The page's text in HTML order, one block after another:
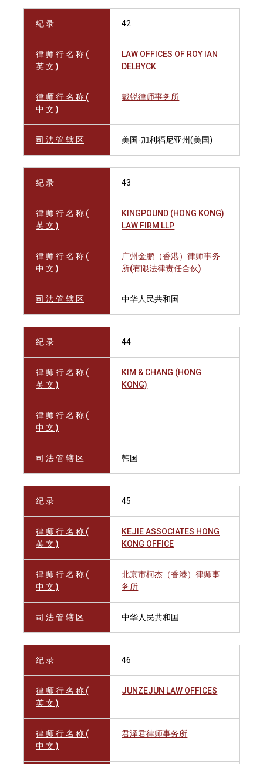
纪 录 42
律 师 行 名 称 (
英 文 )
LAW OFFICES OF ROY IAN
DELBYCK
律 师 行 名 称 (
中 文 )
戴锐律师事务所
司 法 管 辖 区 美国-加利福尼亚州(美国)
纪 录 43
律 师 行 名 称 (
英 文 )
KINGPOUND (HONG KONG)
LAW FIRM LLP
律 师 行 名 称 (
中 文 )
广州金鹏（香港）律师事务
所(有限法律责任合伙)
司 法 管 辖 区 中华人民共和国
纪 录 44
律 师 行 名 称 (
英 文 )
KIM & CHANG (HONG
KONG)
律 师 行 名 称 (
中 文 )
司 法 管 辖 区 韩国
纪 录 45
律 师 行 名 称 (
英 文 )
KEJIE ASSOCIATES HONG
KONG OFFICE
律 师 行 名 称 (
中 文 )
北京市柯杰（香港）律师事
务所
司 法 管 辖 区 中华人民共和国
纪 录 46
律 师 行 名 称 (
英 文 )
JUNZEJUN LAW OFFICES
律 师 行 名 称 (
中 文 )
君泽君律师事务所